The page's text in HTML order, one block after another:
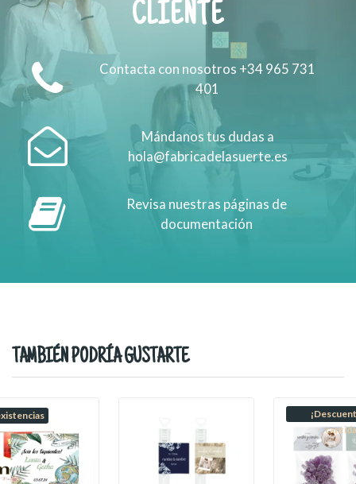
CLIENTE
Contacta con nosotros +34 965 731
401
Mándanos tus dudas a
hola@fabricadelasuerte.es
Revisa nuestras páginas de
documentación
TAMBIÉN PODRÍA GUSTARTE